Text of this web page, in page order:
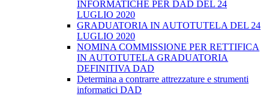
INFORMATICHE PER DAD DEL 24
LUGLIO 2020
GRADUATORIA IN AUTOTUTELA DEL 24
LUGLIO 2020
NOMINA COMMISSIONE PER RETTIFICA
IN AUTOTUTELA GRADUATORIA
DEFINITIVA DAD
Determina a contrarre attrezzature e strumenti
informatici DAD